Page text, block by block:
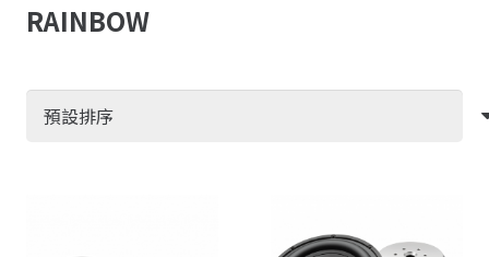
RAINBOW